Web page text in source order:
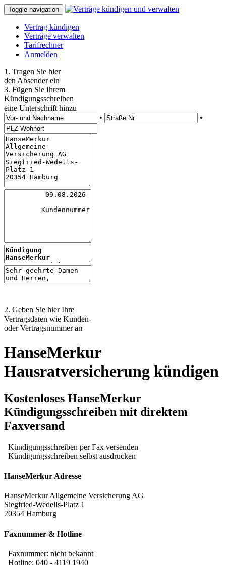
Toggle navigation
Vertrag kündigen
Verträge verwalten
Tarifrechner
Anmelden
1. Tragen Sie hier
den Absender ein
3. Fügen Sie Ihrem
Kündigungsschreiben
eine Unterschrift hinzu
•
•
2. Geben Sie hier Ihre
Vertragsdaten wie Kunden-
oder Vertragsnummer an
HanseMerkur
Hausratversicherung kündigen
Kostenloses HanseMerkur
Kündigungsschreiben mit direktem
Faxversand
Kündigungsschreiben per Fax versenden
Kündigungsschreiben selbst ausdrucken
HanseMerkur Adresse
HanseMerkur Allgemeine Versicherung AG
Siegfried-Wedells-Platz 1
20354 Hamburg
Faxnummer & Hotline
Faxnummer: nicht bekannt
Hotline: 040 - 4119 1940